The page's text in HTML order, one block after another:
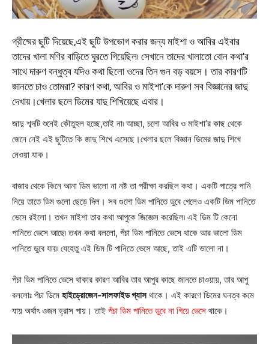
গ্রীষ্মের ছুটি দিয়েছে,এই ছুটি উপভোগ করার জন্য মাইশা ও আবির এইবার
তাদের খালা মণির বাড়িতে ঘুরতে গিয়েছিল৷ সেখানে তাদের খালাতো বোন কথা’র
সাথে দারুণ বন্ধুত্ব যদিও কথা ছিলো ওদের তিন গুন বড় বয়সে। তার কারণটি
জানতে চাও তোমরা? কারণ কথা, আবির ও মাইশা’কে দারুণ সব বিজ্ঞানের জাদু
দেখায়।খেলার ছলে ডিমের যাদু শিখিয়েছে এবার।
জাদু শব্দটি শুনেই কৌতুহল হচ্ছে,তাই না৷ আচ্ছা, চলো আবির ও মাইশা’র কাছ থেকে
জেনে নেই এই ছুটিতে কি জাদু শিখে এসেছে।খেলার ছলে বিজ্ঞান ডিমের জাদু শিখে
নেওয়া যাক।
বাজার থেকে কিনে আনা ডিম ভালো না নষ্ট তা পরীক্ষা করছিল কথা। একটি পাত্রে পানি
নিয়ে তাতে ডিম গুলো ছেড়ে দিল। সব গুলো ডিম পানিতে ডুবে গেলেও একটি ডিম পানিতে
ভেসে রইলো। তখন মাইশা তার কথা আপুকে জিজ্ঞেস করেছিল৷ এই ডিম টি কেনো
পানিতে ভেসে আছে৷ তখন কথা বললো, পঁচা ডিম পানিতে ভেসে থাকে আর ভালো ডিম
পানিতে ডুবে যায়৷ যেহেতু এই ডিম টি পানিতে ভেসে আছে, তাই এটি ভালো না।
পঁচা ডিম পানিতে ভেসে থাকার কারণ আবির তার আপুর কাছে জানতে চাওয়ায়, তার আপু
বললোঃ পঁচা ডিমে হাইড্রোজেন-সালফাইড গ্যাসথাকে। এই কারণে ডিমের ঘনত্ব কমে
যায় অর্থাৎ ওজন হ্রাস পায়। তাই পঁচা ডিম পানিতে ডুবে না গিয়ে ভেসে থাকে।